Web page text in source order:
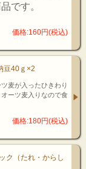
です。
価格:160円(税込)
豆40ｇ×2
麦が入ったひきわり
ーツ麦入りなので食
価格:180円(税込)
（たれ・からし